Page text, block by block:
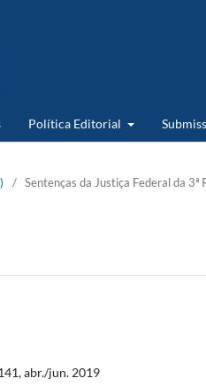
Política Editorial
/ Sentenças da Justiça Federal da 3ª
abr./jun. 2019